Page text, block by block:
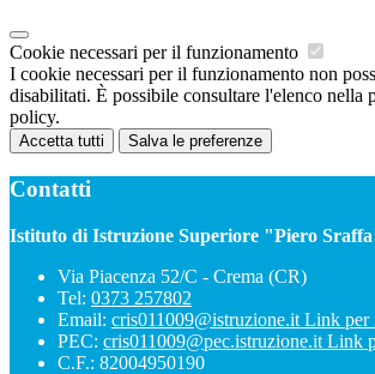
Cookie necessari per il funzionamento
I cookie necessari per il funzionamento non
disabilitati. È possibile consultare l'elenco nella
policy.
Accetta tutti Salva le preferenze
Contatti
Istituto di Istruzione Superiore "Piero
Via Piacenza 52/C - Crema (CR)
Tel: 0373 257802
Email: cris011009@istruzione.it Link per
PEC: cris011009@pec.istruzione.it Link
C.F.: 82004950190